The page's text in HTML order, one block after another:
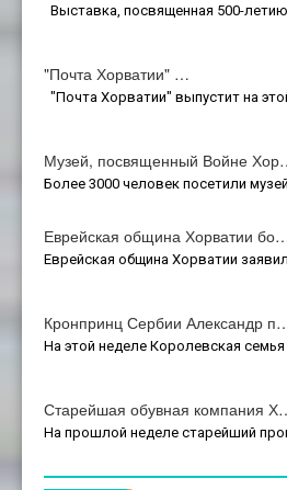
Выставка, посвященная 500-
"Почта Хорватии" …
"Почта Хорватии" выпустит на
Музей, посвященный Войне
Более 3000 человек посетили
Еврейская община Хорватии
Еврейская община Хорватии
Кронпринц Сербии Александр
На этой неделе Королевская семья
Старейшая обувная компания
На прошлой неделе старейший